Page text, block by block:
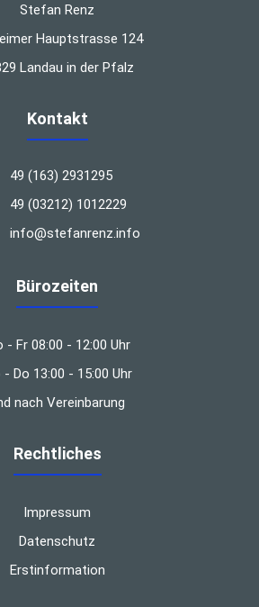
Stefan Renz
Hauptstrasse 124
Landau in der Pfalz
Kontakt
49 (163) 2931295
49 (03212) 1012229
info@stefanrenz.info
Bürozeiten
- Fr 08:00 - 12:00 Uhr
- Do 13:00 - 15:00 Uhr
nach Vereinbarung
Rechtliches
Impressum
Datenschutz
Erstinformation